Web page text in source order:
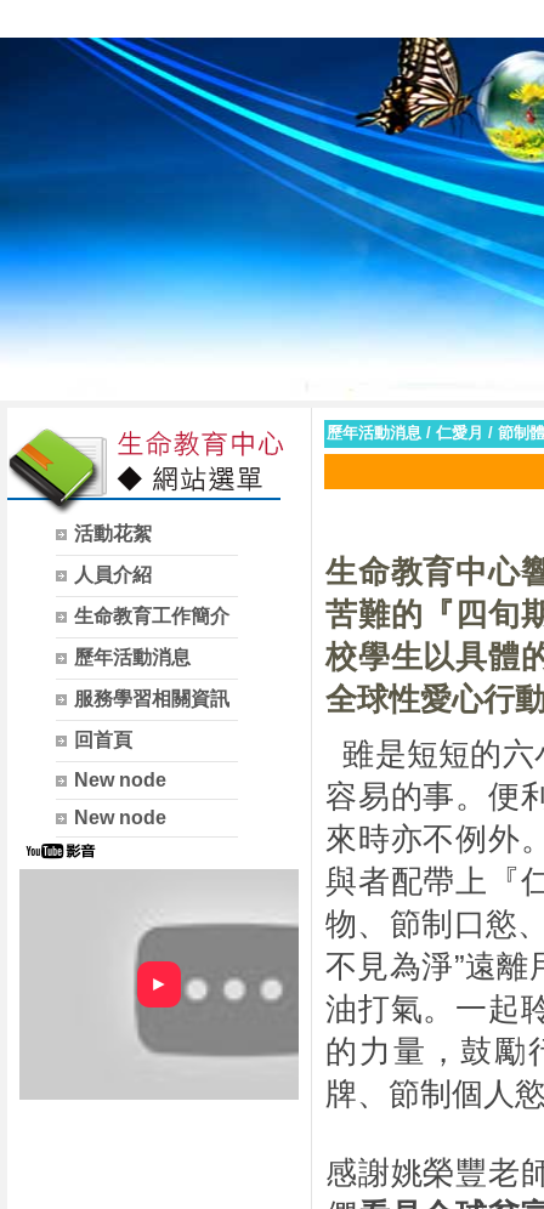
活動花絮
人員介紹
生命教育工作簡介
歷年活動消息
服務學習相關資訊
回首頁
New node
New node
►
歷年活動消息 / 仁愛月 / 節制
生命教育中心
苦難的『四旬
校學生以具體
全球性愛心行
雖是短短的
容易的事。便
來時亦不例外
與者配帶上『
物、節制口慾
不見為淨”遠
油打氣。一起
的力量，鼓勵
牌、節制個人
感謝姚榮豐老